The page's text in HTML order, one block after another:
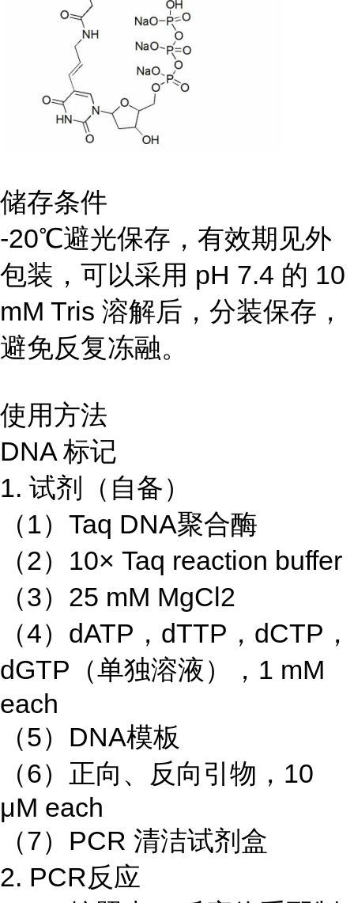
储存条件
-20℃避光保存，有效期见外
包装，可以采用 pH 7.4 的 10
mM Tris 溶解后，分装保存，
避免反复冻融。
使用方法
DNA 标记
1. 试剂（自备）
（1）Taq DNA聚合酶
（2）10× Taq reaction buffer
（3）25 mM MgCl2
（4）dATP，dTTP，dCTP，
dGTP（单独溶液），1 mM
each
（5）DNA模板
（6）正向、反向引物，10
μM each
（7）PCR 清洁试剂盒
2. PCR反应